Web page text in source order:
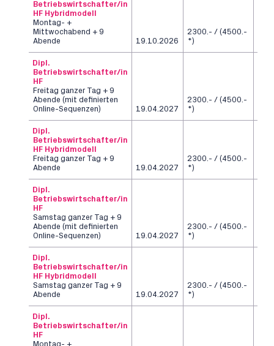
Betriebswirtschafter/in
HF Hybridmodell
Montag- +
Mittwochabend + 9
Abende
19.10.2026
2300.- / (4500.-
*)
Dipl.
Betriebswirtschafter/in
HF
Freitag ganzer Tag + 9
Abende (mit definierten
Online-Sequenzen)
19.04.2027
2300.- / (4500.-
*)
Dipl.
Betriebswirtschafter/in
HF Hybridmodell
Freitag ganzer Tag + 9
Abende
19.04.2027
2300.- / (4500.-
*)
Dipl.
Betriebswirtschafter/in
HF
Samstag ganzer Tag + 9
Abende (mit definierten
Online-Sequenzen)
19.04.2027
2300.- / (4500.-
*)
Dipl.
Betriebswirtschafter/in
HF Hybridmodell
Samstag ganzer Tag + 9
Abende
19.04.2027
2300.- / (4500.-
*)
Dipl.
Betriebswirtschafter/in
HF